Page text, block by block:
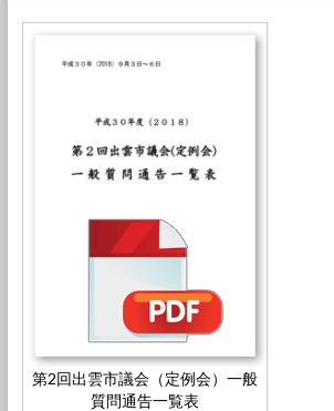
第2回出雲市議会（定例会）一般
質問通告一覧表